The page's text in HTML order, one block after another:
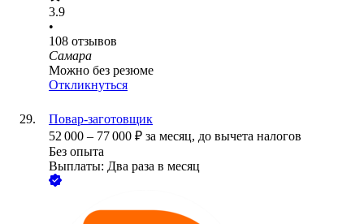
3.9
•
108 отзывов
Самара
Можно без резюме
Откликнуться
Повар-заготовщик
52 000 – 77 000 ₽ за месяц, до вычета налогов
Без опыта
Выплаты: Два раза в месяц